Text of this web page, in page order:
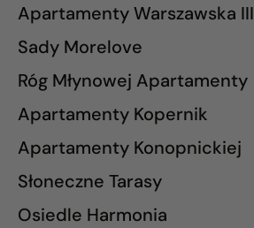
Apartamenty Warszawska III
Sady Morelove
Róg Młynowej Apartamenty
Apartamenty Kopernik
Apartamenty Konopnickiej
Słoneczne Tarasy
Osiedle Harmonia